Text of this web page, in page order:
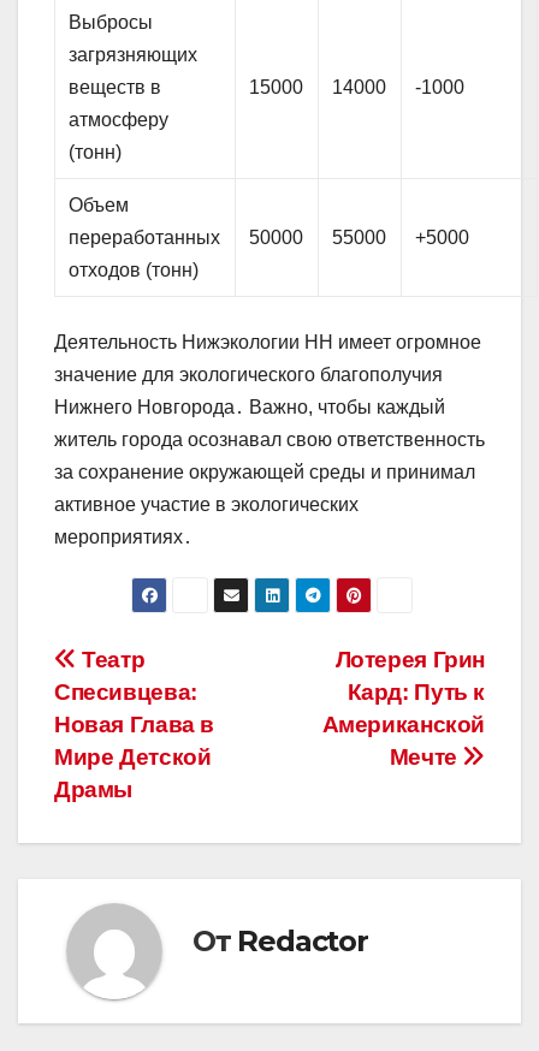
Выбросы
загрязняющих
веществ в
атмосферу
(тонн)
15000 14000 -1000
Объем
переработанных
отходов (тонн)
50000 55000 +5000
Деятельность Нижэкологии НН имеет огромное
значение для экологического благополучия
Нижнего Новгорода․ Важно, чтобы каждый
житель города осознавал свою ответственность
за сохранение окружающей среды и принимал
активное участие в экологических
мероприятиях․
Навигация
по
записям
Лотерея Грин
Кард: Путь к
Американской
Мечте
Театр
Спесивцева:
Новая Глава в
Мире Детской
Драмы
От Redactor